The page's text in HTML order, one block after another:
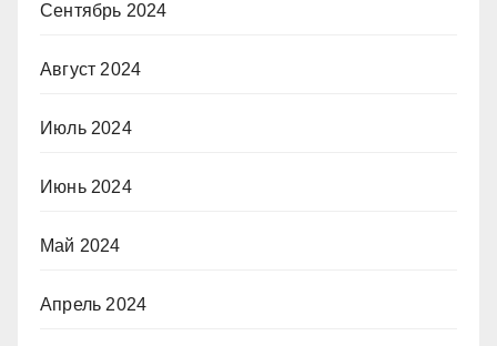
Сентябрь 2024
Август 2024
Июль 2024
Июнь 2024
Май 2024
Апрель 2024